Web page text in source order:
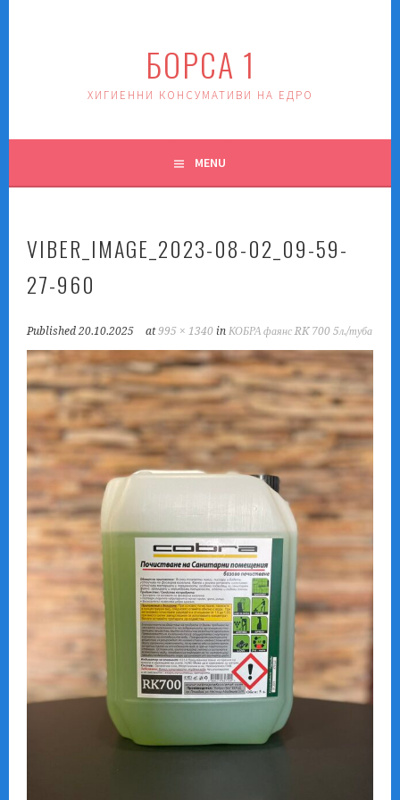
БОРСА 1
ХИГИЕННИ КОНСУМАТИВИ НА ЕДРО
MENU
VIBER_IMAGE_2023-08-02_09-59-
27-960
Published20.10.2025 at995 × 1340 inКОБРА фаянс RK 700 5л./туба